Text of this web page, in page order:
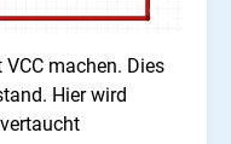
machen. Dies
Hier wird